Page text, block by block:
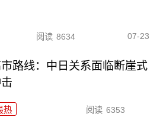
阅读 8634 07-23
路线：中日关系面临断崖式
热 阅读 6353